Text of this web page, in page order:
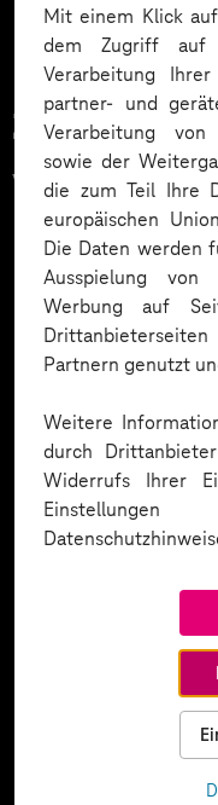
Mit einem Klick
dem Zugriff
Verarbeitung Ihrer
partner- und
Verarbeitung von
sowie der
die zum Teil Ihre
europäischen
Die Daten werden
Ausspielung von
Werbung auf
Partnern genutzt
Weitere
durch
Widerrufs Ihrer
Zahlreiche
vertrauen
Expertise.